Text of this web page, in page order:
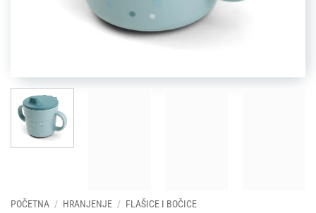
POČETNA / HRANJENJE / FLAŠICE I BOČICE